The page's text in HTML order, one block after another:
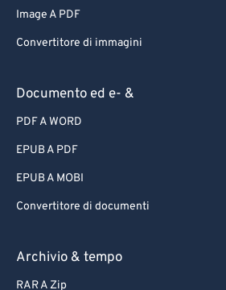
Image A PDF
Convertitore di immagini
Documento ed e- &
PDF A WORD
EPUB A PDF
EPUB A MOBI
Convertitore di documenti
Archivio & tempo
RAR A Zip